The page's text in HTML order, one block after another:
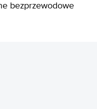
bezprzewodowe